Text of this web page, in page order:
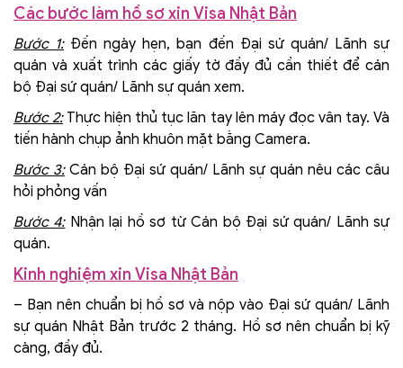
Các bước làm hồ sơ xin Visa Nhật Bản
Bước 1:Đến ngày hẹn, bạn đến Đại sứ quán/ Lãnh sự
quán và xuất trình các giấy tờ đầy đủ cần thiết để cán
bộ Đại sứ quán/ Lãnh sự quán xem.
Bước 2:Thực hiện thủ tục lăn tay lên máy đọc vân tay. Và
tiến hành chụp ảnh khuôn mặt bằng Camera.
Bước 3:Cán bộ Đại sứ quán/ Lãnh sự quán nêu các câu
hỏi phỏng vấn
Bước 4:Nhận lại hồ sơ từ Cán bộ Đại sứ quán/ Lãnh sự
quán.
Kinh nghiệm xin Visa Nhật Bản
– Bạn nên chuẩn bị hồ sơ và nộp vào Đại sứ quán/ Lãnh
sự quán Nhật Bản trước 2 tháng. Hồ sơ nên chuẩn bị kỹ
càng, đầy đủ.